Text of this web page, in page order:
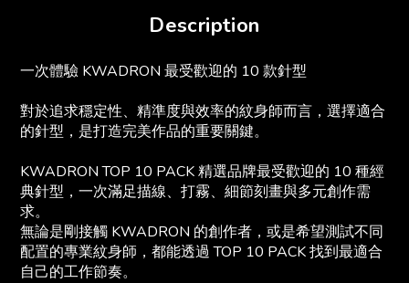
Description
一次體驗 KWADRON 最受歡迎的 10 款針型
對於追求穩定性、精準度與效率的紋身師而言，選擇適合
的針型，是打造完美作品的重要關鍵。
KWADRON TOP 10 PACK 精選品牌最受歡迎的 10 種經
典針型，一次滿足描線、打霧、細節刻畫與多元創作需
求。
無論是剛接觸 KWADRON 的創作者，或是希望測試不同
配置的專業紋身師，都能透過 TOP 10 PACK 找到最適合
自己的工作節奏。